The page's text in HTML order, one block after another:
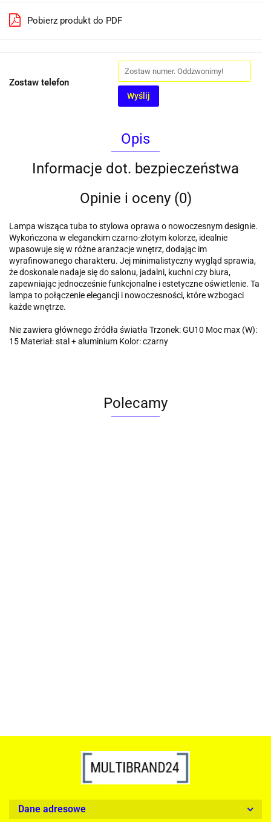
Pobierz produkt do PDF
Zostaw telefon
Wyślij
Opis
Informacje dot. bezpieczeństwa
Opinie i oceny (0)
Lampa wisząca tuba to stylowa oprawa o nowoczesnym designie.
Wykończona w eleganckim czarno-złotym kolorze, idealnie
wpasowuje się w różne aranżacje wnętrz, dodając im
wyrafinowanego charakteru. Jej minimalistyczny wygląd sprawia,
że doskonale nadaje się do salonu, jadalni, kuchni czy biura,
zapewniając jednocześnie funkcjonalne i estetyczne oświetlenie. Ta
lampa to połączenie elegancji i nowoczesności, które wzbogaci
każde wnętrze.
Nie zawiera głównego źródła światła Trzonek: GU10 Moc max (W):
15 Materiał: stal + aluminium Kolor: czarny
Polecamy
Dane adresowe